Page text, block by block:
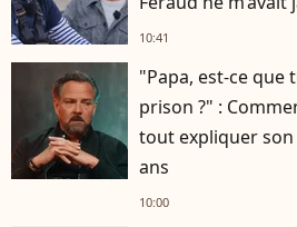
10:41
"Papa, est-ce que
prison ?" :
tout expliquer
ans
10:00